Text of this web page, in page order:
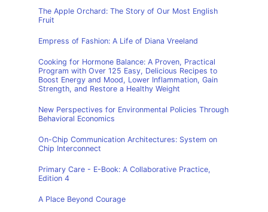
The Apple Orchard: The Story of Our Most English
Fruit
Empress of Fashion: A Life of Diana Vreeland
Cooking for Hormone Balance: A Proven, Practical
Program with Over 125 Easy, Delicious Recipes to
Boost Energy and Mood, Lower Inflammation, Gain
Strength, and Restore a Healthy Weight
New Perspectives for Environmental Policies Through
Behavioral Economics
On-Chip Communication Architectures: System on
Chip Interconnect
Primary Care - E-Book: A Collaborative Practice,
Edition 4
A Place Beyond Courage